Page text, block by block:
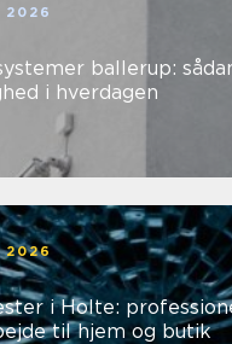
ballerup:
i hverdagen
2026
i Holte:
til hjem og butik